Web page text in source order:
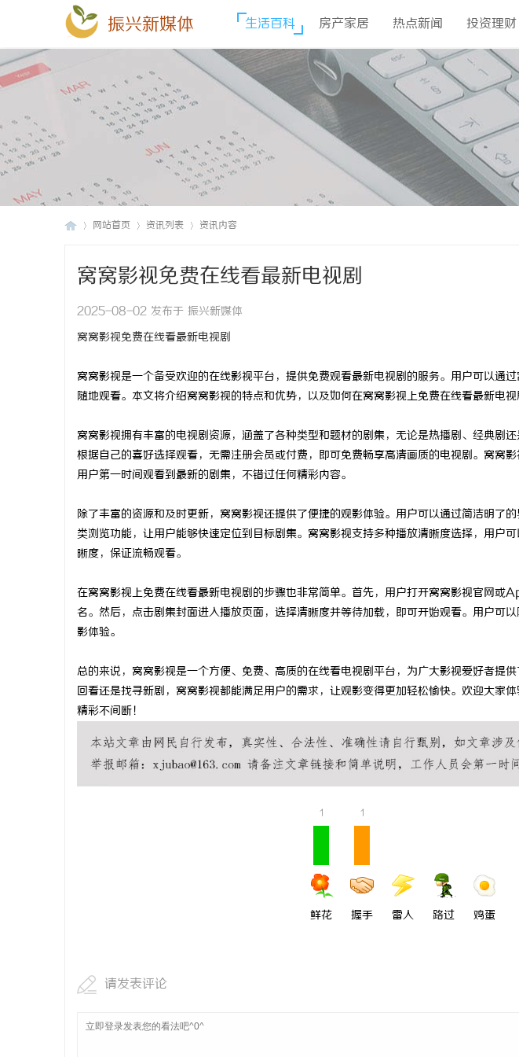
振兴新媒体 生活百科 房产家居 热点新闻 投资理财
网站首页 资讯列表 资讯内容
窝窝影视免费在线看最新电视剧
2025-08-02 发布于 振兴新媒体
窝窝影视免费在线看最新电视剧
窝窝影视是一个备受欢迎的在线影视平台，提供免费观看最新电视剧的服务。用户可以通
随地观看。本文将介绍窝窝影视的特点和优势，以及如何在窝窝影视上免费在线看最新电视
窝窝影视拥有丰富的电视剧资源，涵盖了各种类型和题材的剧集，无论是热播剧、经典剧
根据自己的喜好选择观看，无需注册会员或付费，即可免费畅享高清画质的电视剧。窝窝
用户第一时间观看到最新的剧集，不错过任何精彩内容。
除了丰富的资源和及时更新，窝窝影视还提供了便捷的观影体验。用户可以通过简洁明了
类浏览功能，让用户能够快速定位到目标剧集。窝窝影视支持多种播放清晰度选择，用户
晰度，保证流畅观看。
在窝窝影视上免费在线看最新电视剧的步骤也非常简单。首先，用户打开窝窝影视官网或
名。然后，点击剧集封面进入播放页面，选择清晰度并等待加载，即可开始观看。用户可
影体验。
总的来说，窝窝影视是一个方便、免费、高质的在线看电视剧平台，为广大影视爱好者提
回看还是找寻新剧，窝窝影视都能满足用户的需求，让观影变得更加轻松愉快。欢迎大家
精彩不间断！
1
鲜花
1
握手 雷人 路过 鸡蛋
请发表评论
激光切管机：现代制造业的革命性工具